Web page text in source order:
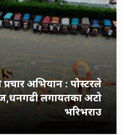
अभियान : पोस्टरले
लगायतका अटो
भरिभराउ